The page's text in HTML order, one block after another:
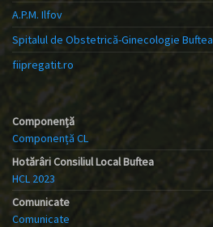
A.P.M. Ilfov
Spitalul de Obstetrică-Ginecologie Buftea
fiipregatit.ro
Componență
Componență CL
Hotărâri Consiliul Local Buftea
HCL 2023
Comunicate
Comunicate